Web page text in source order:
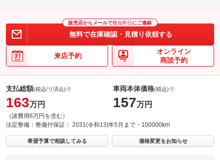
販売店からメールで最短即日 にご連絡
無料で在庫確認・見積り依頼する
来店予約
オンライン
商談予約
支払総額(税込/リ済込)
163万円
（諸費用6万円を含む）
車両本体価格(税込)
157万円
法定整備： 整備付保証： 2031(令和13)年5月まで・100000km
希望予算で相談してみる 価格変更をお知らせ